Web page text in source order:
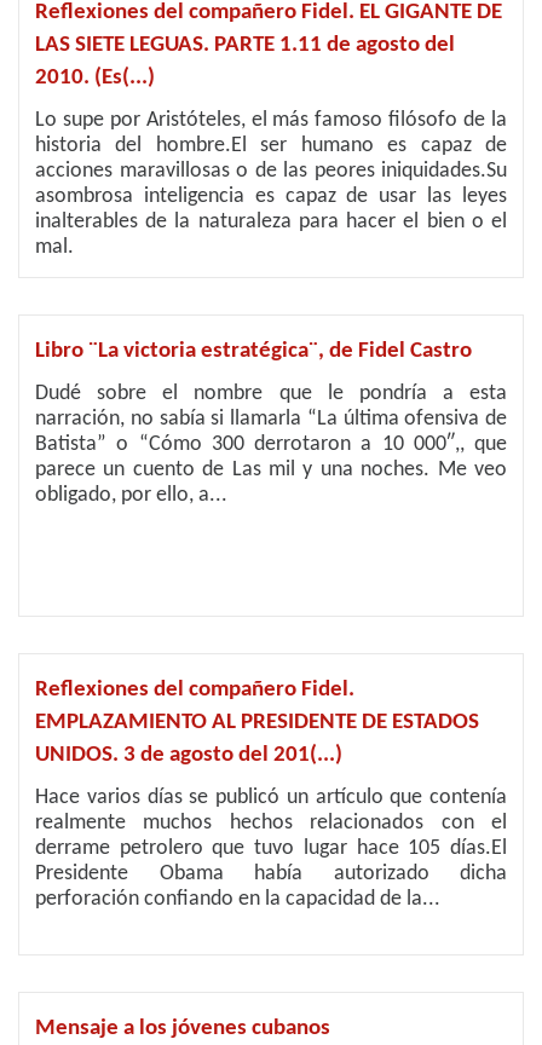
Reflexiones del compañero Fidel. EL GIGANTE DE
LAS SIETE LEGUAS. PARTE 1.11 de agosto del
2010. (Es(...)
Lo supe por Aristóteles, el más famoso filósofo de la
historia del hombre.El ser humano es capaz de
acciones maravillosas o de las peores iniquidades.Su
asombrosa inteligencia es capaz de usar las leyes
inalterables de la naturaleza para hacer el bien o el
mal.
Libro ¨La victoria estratégica¨, de Fidel Castro
Dudé sobre el nombre que le pondría a esta
narración, no sabía si llamarla “La última ofensiva de
Batista” o “Cómo 300 derrotaron a 10 000″,, que
parece un cuento de Las mil y una noches. Me veo
obligado, por ello, a...
Reflexiones del compañero Fidel.
EMPLAZAMIENTO AL PRESIDENTE DE ESTADOS
UNIDOS. 3 de agosto del 201(...)
Hace varios días se publicó un artículo que contenía
realmente muchos hechos relacionados con el
derrame petrolero que tuvo lugar hace 105 días.El
Presidente Obama había autorizado dicha
perforación confiando en la capacidad de la...
Mensaje a los jóvenes cubanos